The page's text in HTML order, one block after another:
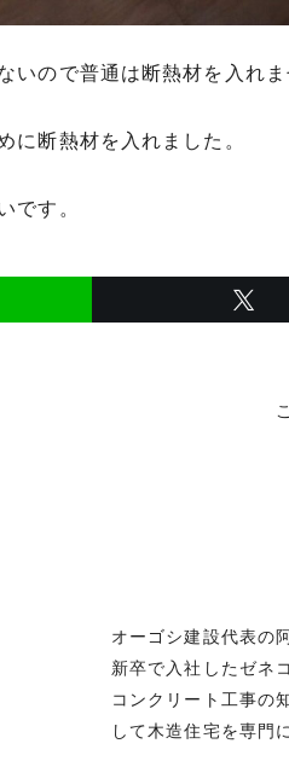
いので普通は断熱材を入れま
に断熱材を入れました。
です。
オーゴシ建設代表の
新卒で入社したゼネ
コンクリート工事の
して木造住宅を専門